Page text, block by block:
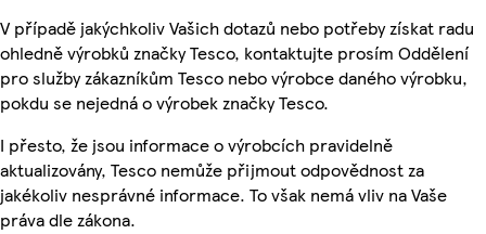
V případě jakýchkoliv Vašich dotazů nebo potřeby získat radu
ohledně výrobků značky Tesco, kontaktujte prosím Oddělení
pro služby zákazníkům Tesco nebo výrobce daného výrobku,
pokdu se nejedná o výrobek značky Tesco.
I přesto, že jsou informace o výrobcích pravidelně
aktualizovány, Tesco nemůže přijmout odpovědnost za
jakékoliv nesprávné informace. To však nemá vliv na Vaše
práva dle zákona.